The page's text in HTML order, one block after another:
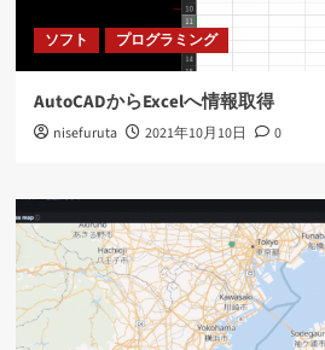
ソフト プログラミング
AutoCADからExcelへ情報取得
nisefuruta 2021年10月10日 0